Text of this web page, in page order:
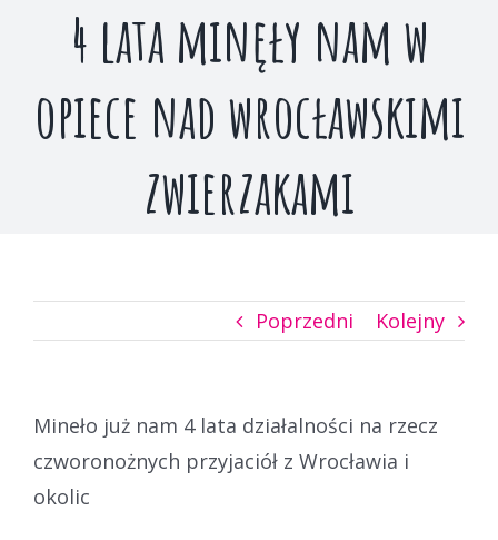
4 lata minęły nam w
opiece nad wrocławskimi
zwierzakami
Poprzedni Kolejny
Mineło już nam 4 lata działalności na rzecz
czworonożnych przyjaciół z Wrocławia i
okolic